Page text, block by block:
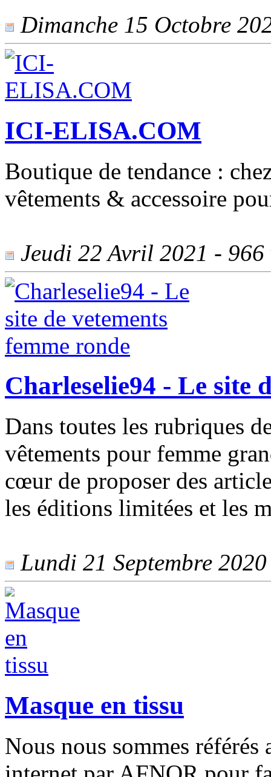
Dimanche 15 Octobre
ICI-ELISA.COM
Boutique de tendance :
vêtements & accessoire
Jeudi 22 Avril 2021 - 966
Charleselie94 - Le site
Dans toutes les rubriques
vêtements pour femme
cœur de proposer des
les éditions limitées et les
Lundi 21 Septembre
Masque en tissu
Nous nous sommes